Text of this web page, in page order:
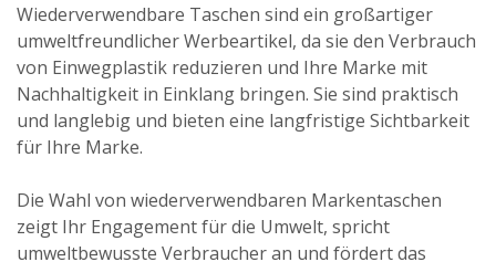
Wiederverwendbare Taschen sind ein großartiger
umweltfreundlicher Werbeartikel, da sie den Verbrauch
von Einwegplastik reduzieren und Ihre Marke mit
Nachhaltigkeit in Einklang bringen. Sie sind praktisch
und langlebig und bieten eine langfristige Sichtbarkeit
für Ihre Marke.
Die Wahl von wiederverwendbaren Markentaschen
zeigt Ihr Engagement für die Umwelt, spricht
umweltbewusste Verbraucher an und fördert das